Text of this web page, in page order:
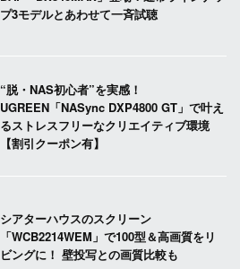
プ3モデルとあわせて一斉試聴
“脱・NAS初心者”を実感！
UGREEN「NASync DXP4800 GT」で叶え
るストレスフリーなクリエイティブ環境
【割引クーポン有】
シアターハウスのスクリーン
「WCB2214WEM」で100型＆高画質をリ
ビングに！ 壁投写との画質比較も